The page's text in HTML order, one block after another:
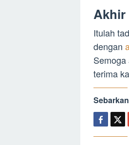
Akhir
Itulah
dengan
terima